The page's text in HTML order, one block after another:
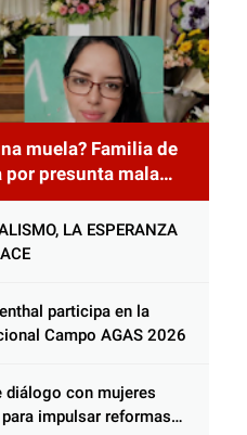
muela? Familia de
presunta mala
LA ESPERANZA
participa en la
Campo AGAS 2026
diálogo con mujeres
impulsar reformas